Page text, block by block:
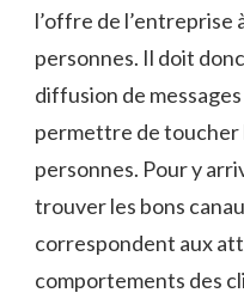
l’offre de l’entreprise
personnes. Il doit
diffusion de
permettre de toucher
personnes. Pour y
trouver les bons
correspondent aux
comportements des